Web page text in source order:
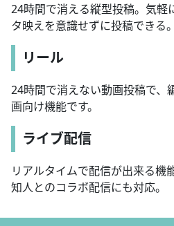
24時間で消える縦型投稿。気軽
タ映えを意識せずに投稿できる。
リール
24時間で消えない動画投稿で、
画向け機能です。
ライブ配信
リアルタイムで配信が出来る機能
知人とのコラボ配信にも対応。